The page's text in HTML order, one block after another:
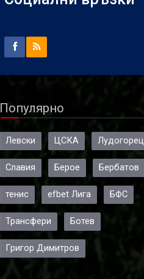
Популярно
Левски ЦСКА Лудогорец
Славия Берое Бербатов
тенис efbet Лига БФС
Трансфери Ботев
Григор Димитров